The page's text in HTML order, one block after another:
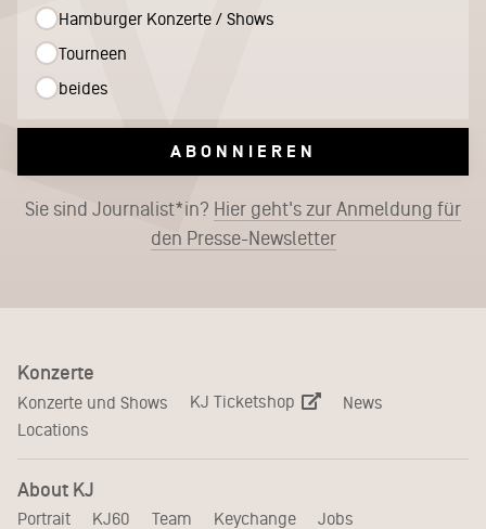
Hamburger Konzerte / Shows
Tourneen
beides
ABONNIEREN
Sie sind Journalist*in? Hier geht's zur Anmeldung für
den Presse-Newsletter
Konzerte
Konzerte und Shows KJ Ticketshop
News
Locations
About KJ
Portrait KJ60 Team Keychange Jobs